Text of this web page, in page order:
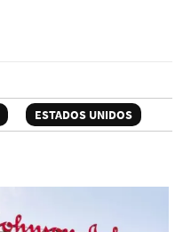
ESTADOS UNIDOS